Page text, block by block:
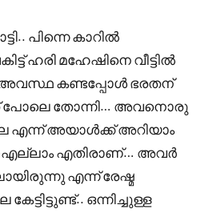
പിന്നെ കാറിൽ
ഹരി മഹേഷിനെ വീട്ടിൽ
അവസ്ഥ കണ്ടപ്പോൾ ഭരതന്
പോലെ തോന്നി… അവനൊരു
എന്ന് അയാൾക്ക് അറിയാം
എല്ലാം എതിരാണ്… അവർ
എന്ന് രേഷ്മ
ഒന്നിച്ചുള്ള